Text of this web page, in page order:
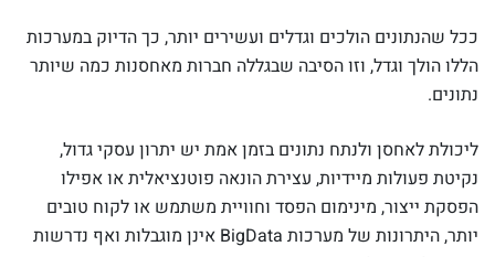
ככל שהנתונים הולכים וגדלים ועשירים יותר, כך הדיוק במערכות
הללו הולך וגדל, וזו הסיבה שבגללה חברות מאחסנות כמה שיותר
נתונים.
ליכולת לאחסן ולנתח נתונים בזמן אמת יש יתרון עסקי גדול,
נקיטת פעולות מיידיות, עצירת הונאה פוטנציאלית או אפילו
הפסקת ייצור, מינימום הפסד וחוויית משתמש או לקוח טובים
יותר, היתרונות של מערכות BigData אינן מוגבלות ואף נדרשות